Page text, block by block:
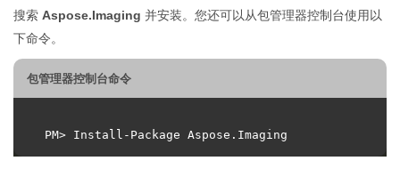
搜索 Aspose.Imaging 并安装。您还可以从包管理器控制台使用以
下命令。
包管理器控制台命令